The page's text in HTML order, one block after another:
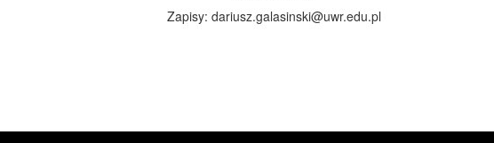
Zapisy: dariusz.galasinski@uwr.edu.pl